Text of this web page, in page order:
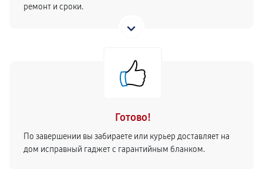
ремонт и сроки.
Готово!
По завершении вы забираете или курьер доставляет на
дом исправный гаджет с гарантийным бланком.